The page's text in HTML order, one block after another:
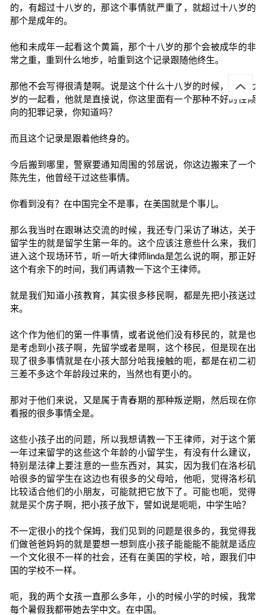
的，有超过十八岁的，那这个事情就严重了，就超过十八岁的
那个是成年的。
他和未成年一起看这个黄篇，那个十八岁的那个会被成华的非
常之重，重到什么地步，哈重到这个记录跟随他终生。
那他不会写得很清楚啊。说是这个什么十八岁的时候，跟十七
岁的一起看，他就是直接说，你这里面有一个那种不好的性倾
向的犯罪记录，你知道吗？
而且这个记录是跟着他终身的。
今后搬到哪里，警察要通知周围的邻居说，你这边搬来了一个
陈先生，他曾经干过这些事情。
你看到没有？在中国完全不是事，在美国就是个事儿。
那么我当时在跟琳达交流的时候，我还专门采访了琳达，关于
留学生的就是留学生第一年的。这个应该注意些什么来，我们
进入这个现场环节，听一听大律师linda是怎么说的啊，那正好
这个有余下的时间，我们再请教一下这个王律师。
就是我们知道小孩教育，其实很多移民啊，都是先把小孩送过
来。
这个作为他们的第一件事情，或者说他们没有移民的，就是也
是考虑到小孩子啊，先留学或者是啊，这个移民，但是现在出
现了很多事情就是在小孩大部分哈我接触的呃，都是在初二初
三差不多这个年龄段过来的，当然也有更小的。
那对于他们来说，又是属于青春期的那种叛逆期，然后现在你
看报的很多事情全是。
这些小孩子出的问题，所以我想请教一下王律师，对于这个第
一年过来留学的这些这个年龄的小留学生，有没有什么建议，
特别是法律上要注意的一些东西对，其实，因为我们在洛杉矶
哈很多的留学生在这边也有很多的父母哈，他呃，觉得洛杉矶
比较适合他们的小朋友，可能就把它放下了。可能也呃，觉得
就是买个房子啊，把小孩子放下，譬如说是呃呃，中学生哈？
不一定很小的找个保姆，我们见到的问题是很多的，我觉得我
们做爸爸妈妈的就是要想一想到底小孩子能能能不能就是适应
一个文化很不一样的社会，还有在美国的学校，哈，跟我们中
国的学校不一样。
呃，我的两个女孩一直那么多年，小的时候小学的时候，我常
每个暑假我都带她去学中文。在中国。